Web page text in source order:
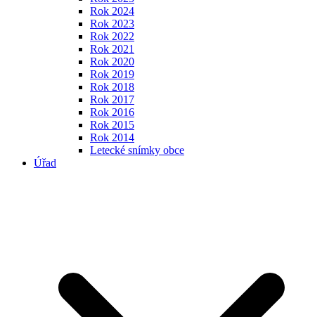
Rok 2024
Rok 2023
Rok 2022
Rok 2021
Rok 2020
Rok 2019
Rok 2018
Rok 2017
Rok 2016
Rok 2015
Rok 2014
Letecké snímky obce
Úřad